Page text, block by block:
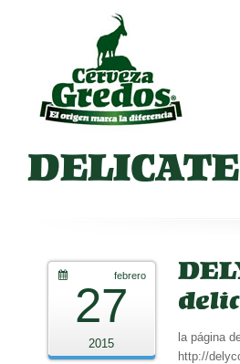
27
febrero
2015
la página
http://